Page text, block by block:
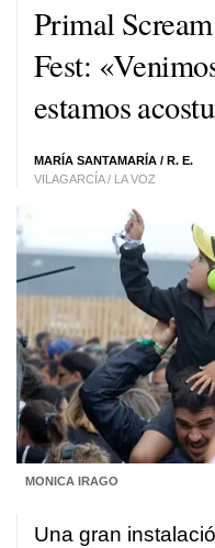
Primal
Fest:
estamos
MARÍA SANTAMARÍA / R. E.
VILAGARCÍA / LA VOZ
MONICA IRAGO
Una gran